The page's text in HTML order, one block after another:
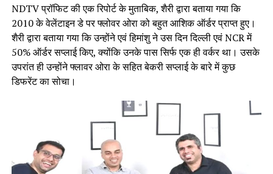
NDTV प्रॉफिट की एक रिपोर्ट के मुताबिक, शैरी द्वारा बताया गया कि
2010 के वेलेंटाइन डे पर फ्लोवर ओरा को बहुत आशिक ऑर्डर प्राप्त हुए।
शैरी द्वारा बताया गया कि उन्‍होंने एवं हिमांशु ने उस दिन दिल्‍ली एवं NCR में
50% ऑर्डर सप्लाई किए, क्‍योंकि उनके पास सिर्फ एक ही वर्कर था। उसके
उपरांत ही उन्‍होंने फ्लावर ओरा के सहित बेकरी सप्लाई के बारे में कुछ
डिफरेंट का सोचा।